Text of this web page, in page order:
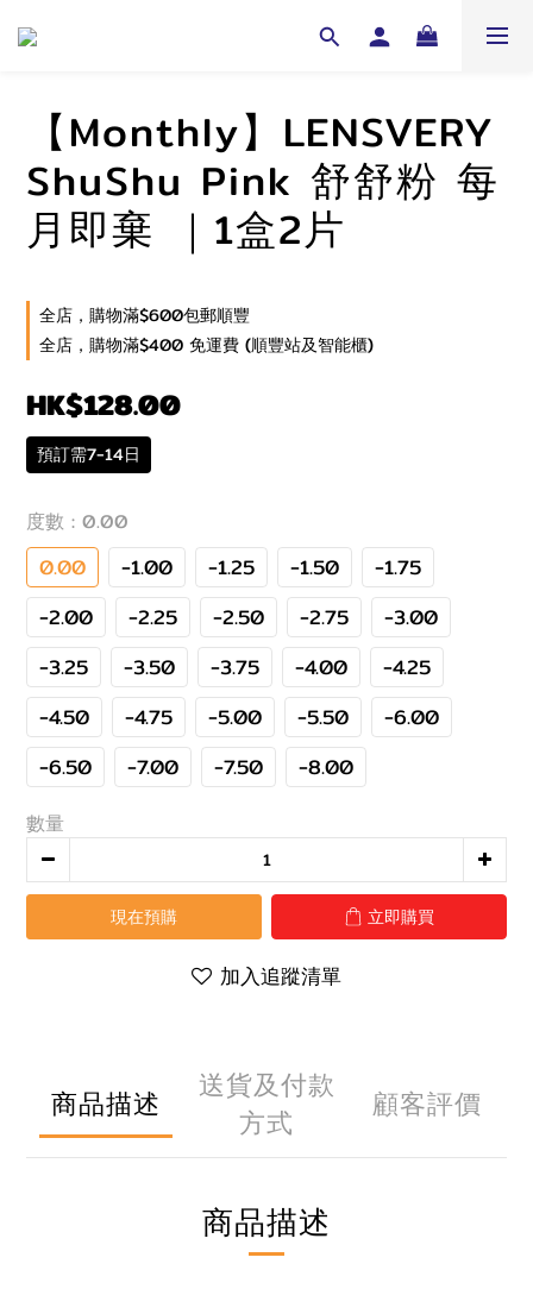
【Monthly】LENSVERY
ShuShu Pink 舒舒粉 每
月即棄 ｜1盒2片
全店，購物滿$600包郵順豐
全店，購物滿$400 免運費 (順豐站及智能櫃)
HK$128.00
預訂需7-14日
度數 : 0.00
0.00 -1.00 -1.25 -1.50
-1.75
-2.00
-2.25 -2.50 -2.75
-3.00
-3.25
-3.50 -3.75 -4.00
-4.25
-4.50
-4.75 -5.00 -5.50
-6.00
-6.50
-7.00 -7.50 -8.00
數量
現在預購 立即購買
加入追蹤清單
商品描述
送貨及付款
方式
顧客評價
商品描述